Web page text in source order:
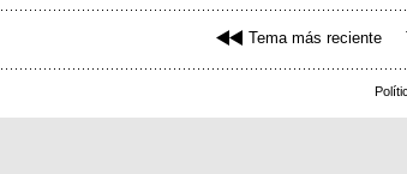
Tema más reciente